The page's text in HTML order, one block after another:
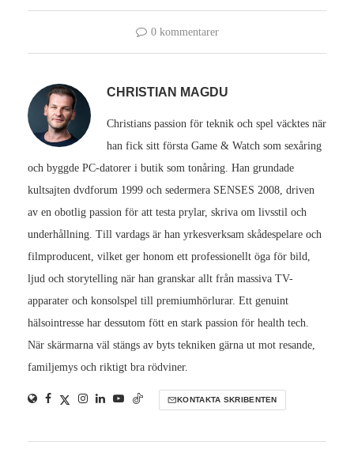
0 kommentarer
CHRISTIAN MAGDU
Christians passion för teknik och spel väcktes när
han fick sitt första Game & Watch som sexåring
och byggde PC-datorer i butik som tonåring. Han grundade
kultsajten dvdforum 1999 och sedermera SENSES 2008, driven
av en obotlig passion för att testa prylar, skriva om livsstil och
underhållning. Till vardags är han yrkesverksam skådespelare och
filmproducent, vilket ger honom ett professionellt öga för bild,
ljud och storytelling när han granskar allt från massiva TV-
apparater och konsolspel till premiumhörlurar. Ett genuint
hälsointresse har dessutom fött en stark passion för health tech.
När skärmarna väl stängs av byts tekniken gärna ut mot resande,
familjemys och riktigt bra rödviner.
KONTAKTA SKRIBENTEN